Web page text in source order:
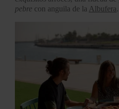
pebre con anguila de la Albufera.